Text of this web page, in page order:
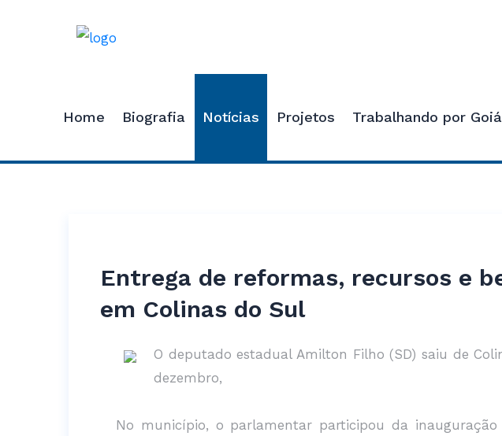
Home Biografia Notícias Projetos Trabalhando por
Entrega de reformas, recursos e
em Colinas do Sul
O deputado estadual Amilton Filho (SD) saiu de
dezembro,
No município, o parlamentar participou da